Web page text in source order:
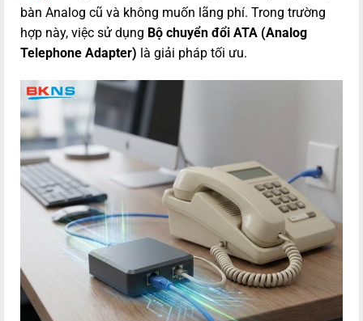
bàn Analog cũ và không muốn lãng phí. Trong trường
hợp này, việc sử dụng Bộ chuyển đổi ATA (Analog
Telephone Adapter) là giải pháp tối ưu.